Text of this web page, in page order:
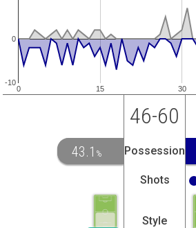
0 15 30
-10
0
46-60
43.1 % Possession
Shots
Style